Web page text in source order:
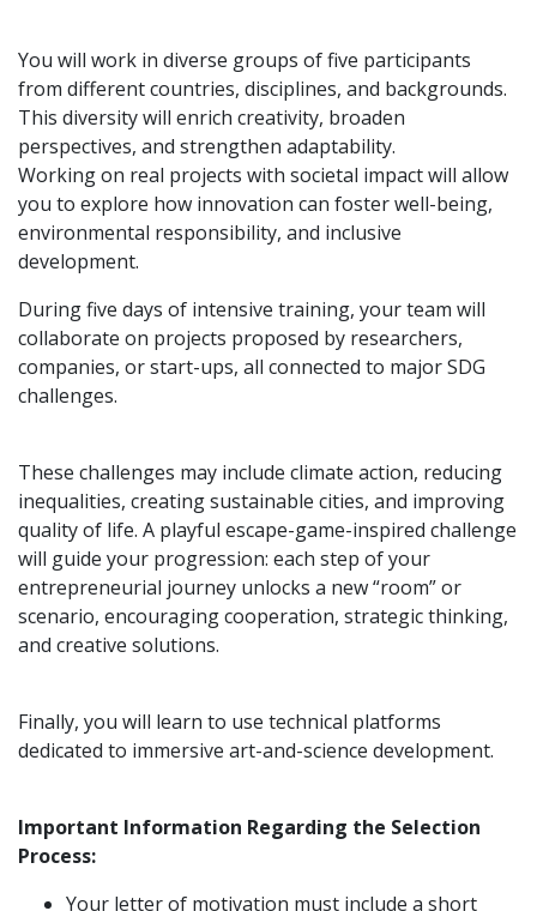
You will work in diverse groups of five participants
from different countries, disciplines, and backgrounds.
This diversity will enrich creativity, broaden
perspectives, and strengthen adaptability.
Working on real projects with societal impact will allow
you to explore how innovation can foster well-being,
environmental responsibility, and inclusive
development.
During five days of intensive training, your team will
collaborate on projects proposed by researchers,
companies, or start-ups, all connected to major SDG
challenges.
These challenges may include climate action, reducing
inequalities, creating sustainable cities, and improving
quality of life. A playful escape-game-inspired challenge
will guide your progression: each step of your
entrepreneurial journey unlocks a new “room” or
scenario, encouraging cooperation, strategic thinking,
and creative solutions.
Finally, you will learn to use technical platforms
dedicated to immersive art-and-science development.
Important Information Regarding the Selection
Process:
Your letter of motivation must include a short